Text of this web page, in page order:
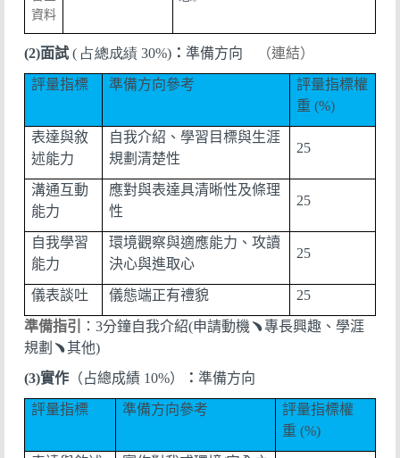
資料
(2)面試 ( 占總成績 30%) ： 準備方向 （連結）
評量指標 準備方向參考
評量指標權
重 (%)
表達與敘
述能力
自我介紹、學習目標與生涯
規劃清楚性
25
溝通互動
能力
應對與表達具清晰性及條理
性
25
自我學習
能力
環境觀察與適應能力、攻讀
決心與進取心
25
儀表談吐 儀態端正有禮貌 25
準備指引 ： 3分鐘自我介紹(申請動機 ﹅專長興趣、學涯
規劃 ﹅其他)
(3)實作 （占總成績 10%） ： 準備方向
評量指標 準備方向參考
評量指標權
重 (%)